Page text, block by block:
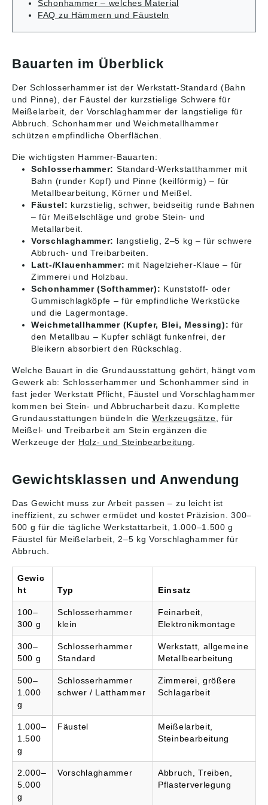
Halder KG, Erwin-
Achstetten-Bronnen,
Schonhammer – welches Material
FAQ zu Hämmern und Fäusteln
Bauarten im Überblick
Der Schlosserhammer ist der Werkstatt-Standard (Bahn
und Pinne), der Fäustel der kurzstielige Schwere für
Meißelarbeit, der Vorschlaghammer der langstielige für
Abbruch. Schonhammer und Weichmetallhammer
schützen empfindliche Oberflächen.
Die wichtigsten Hammer-Bauarten:
Schlosserhammer: Standard-Werkstatthammer mit
Bahn (runder Kopf) und Pinne (keilförmig) – für
Metallbearbeitung, Körner und Meißel.
Fäustel: kurzstielig, schwer, beidseitig runde Bahnen
– für Meißelschläge und grobe Stein- und
Metallarbeit.
Vorschlaghammer: langstielig, 2–5 kg – für schwere
Abbruch- und Treibarbeiten.
Latt-/Klauenhammer: mit Nagelzieher-Klaue – für
Zimmerei und Holzbau.
Schonhammer (Softhammer): Kunststoff- oder
Gummischlagköpfe – für empfindliche Werkstücke
und die Lagermontage.
Weichmetallhammer (Kupfer, Blei, Messing): für
den Metallbau – Kupfer schlägt funkenfrei, der
Bleikern absorbiert den Rückschlag.
Welche Bauart in die Grundausstattung gehört, hängt vom
Gewerk ab: Schlosserhammer und Schonhammer sind in
fast jeder Werkstatt Pflicht, Fäustel und Vorschlaghammer
kommen bei Stein- und Abbrucharbeit dazu. Komplette
Grundausstattungen bündeln die Werkzeugsätze , für
Meißel- und Treibarbeit am Stein ergänzen die
Werkzeuge der Holz- und Steinbearbeitung
Gewichtsklassen und Anwendung
Das Gewicht muss zur Arbeit passen – zu leicht ist
ineffizient, zu schwer ermüdet und kostet Präzision. 300–
500 g für die tägliche Werkstattarbeit, 1.000–1.500 g
Fäustel für Meißelarbeit, 2–5 kg Vorschlaghammer für
Abbruch.
Gewic
ht
Typ Einsatz
100–
300 g
Schlosserhammer
klein
Feinarbeit,
Elektronikmontage
300–
500 g
Schlosserhammer
Standard
Werkstatt, allgemeine
Metallbearbeitung
500–
1.000
g
Schlosserhammer
schwer / Latthammer
Zimmerei, größere
Schlagarbeit
1.000–
1.500
g
Fäustel
Meißelarbeit,
Steinbearbeitung
2.000–
5.000
g
Vorschlaghammer
Abbruch, Treiben,
Pflasterverlegung